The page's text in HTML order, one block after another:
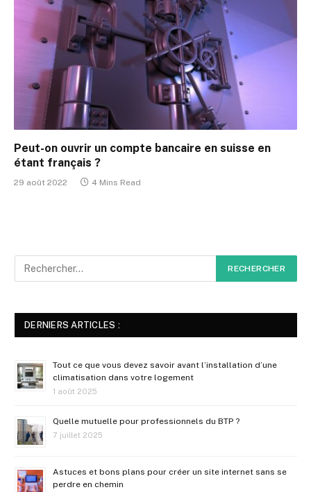
Peut-on ouvrir un compte bancaire en suisse en
étant français ?
29 août 2022 4 Mins Read
DERNIERS ARTICLES :
Tout ce que vous devez savoir avant l’installation d’une
climatisation dans votre logement
1 août 2025
Quelle mutuelle pour professionnels du BTP ?
7 juillet 2025
Astuces et bons plans pour créer un site internet sans se
perdre en chemin